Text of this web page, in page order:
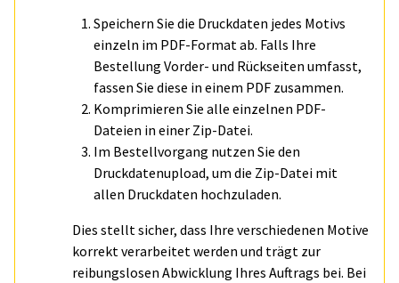
Speichern Sie die Druckdaten jedes Motivs
einzeln im PDF-Format ab. Falls Ihre
Bestellung Vorder- und Rückseiten umfasst,
fassen Sie diese in einem PDF zusammen.
Komprimieren Sie alle einzelnen PDF-
Dateien in einer Zip-Datei.
Im Bestellvorgang nutzen Sie den
Druckdatenupload, um die Zip-Datei mit
allen Druckdaten hochzuladen.
Dies stellt sicher, dass Ihre verschiedenen Motive
korrekt verarbeitet werden und trägt zur
reibungslosen Abwicklung Ihres Auftrags bei. Bei